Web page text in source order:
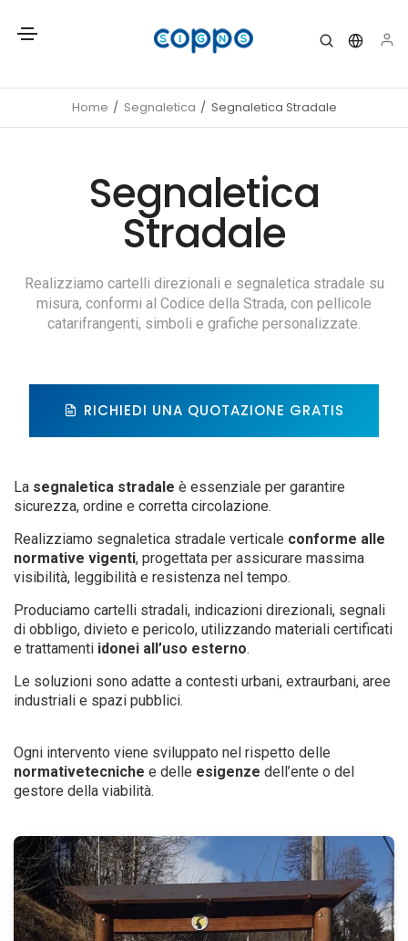
Home Segnaletica Segnaletica Stradale
Segnaletica
Stradale
Realizziamo cartelli direzionali e segnaletica stradale su
misura, conformi al Codice della Strada, con pellicole
catarifrangenti, simboli e grafiche personalizzate.
RICHIEDI UNA QUOTAZIONE GRATIS
La segnaletica stradale è essenziale per garantire
sicurezza, ordine e corretta circolazione.
Realizziamo segnaletica stradale verticale conforme alle
normative vigenti, progettata per assicurare massima
visibilità, leggibilità e resistenza nel tempo.
Produciamo cartelli stradali, indicazioni direzionali, segnali
di obbligo, divieto e pericolo, utilizzando materiali certificati
e trattamenti idonei all’uso esterno.
Le soluzioni sono adatte a contesti urbani, extraurbani, aree
industriali e spazi pubblici.
Ogni intervento viene sviluppato nel rispetto delle
normativetecniche e delle esigenze dell’ente o del
gestore della viabilità.